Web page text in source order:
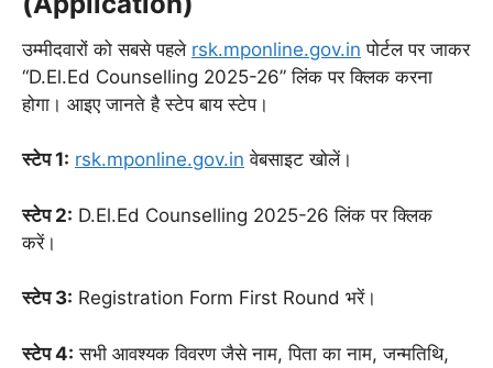
उम्मीदवारों को सबसे पहले rsk.mponline.gov.in पोर्टल पर जाकर
“D.El.Ed Counselling 2025-26” लिंक पर क्लिक करना
होगा। आइए जानते है स्टेप बाय स्टेप।
स्टेप 1: rsk.mponline.gov.in वेबसाइट खोलें।
स्टेप 2: D.El.Ed Counselling 2025-26 लिंक पर क्लिक
करें।
स्टेप 3: Registration Form First Round भरें।
स्टेप 4: सभी आवश्यक विवरण जैसे नाम, पिता का नाम, जन्मतिथि,